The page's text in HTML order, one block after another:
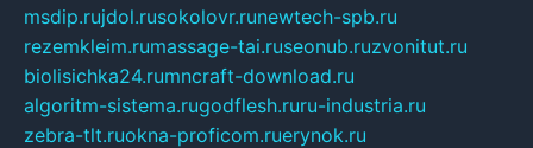
msdip.rujdol.rusokolovr.runewtech-spb.ru
rezemkleim.rumassage-tai.ruseonub.ruzvonitut.ru
biolisichka24.rumncraft-download.ru
algoritm-sistema.rugodflesh.ruru-industria.ru
zebra-tlt.ruokna-proficom.ruerynok.ru